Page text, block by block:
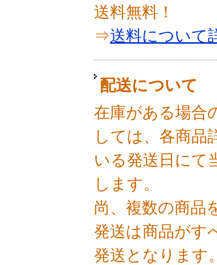
送料無料！
⇒送料について
配送について
在庫がある場合
しては、各商品
いる発送日にて
します。
尚、複数の商品
発送は商品がす
発送となります